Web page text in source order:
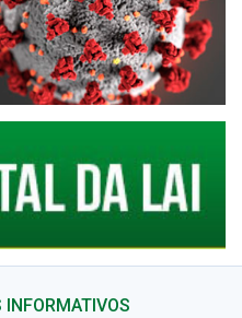
INFORMATIVOS